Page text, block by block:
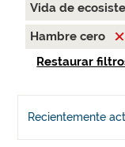
Vida de
Hambre cero
Restaurar
Recientemente